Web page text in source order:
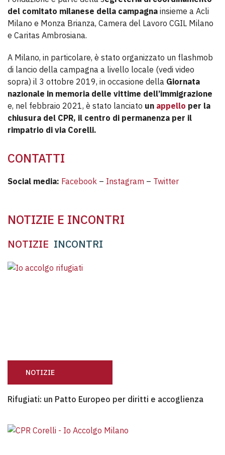
del comitato milanese della campagna insieme a Acli
Milano e Monza Brianza, Camera del Lavoro CGIL Milano
e Caritas Ambrosiana.
A Milano, in particolare, è stato organizzato un flashmob
di lancio della campagna a livello locale (vedi video
sopra) il 3 ottobre 2019, in occasione della Giornata
nazionale in memoria delle vittime dell’immigrazione
e, nel febbraio 2021, è stato lanciato un appello per la
chiusura del CPR, il centro di permanenza per il
rimpatrio di via Corelli.
CONTATTI
Social media: Facebook – Instagram – Twitter
NOTIZIE E INCONTRI
NOTIZIE INCONTRI
NOTIZIE
Rifugiati: un Patto Europeo per diritti e accoglienza